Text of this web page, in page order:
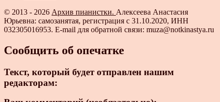
© 2013 - 2026 Архив пианистки. Алексеева Анастасия
Юрьевна: самозанятая, регистрация с 31.10.2020, ИНН
032305016953. E-mail для обратной связи: muza@notkinastya.ru
Сообщить об опечатке
Текст, который будет отправлен нашим
редакторам: